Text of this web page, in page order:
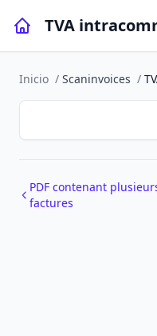
Inicio / Scaninvoices /
PDF contenant
factures